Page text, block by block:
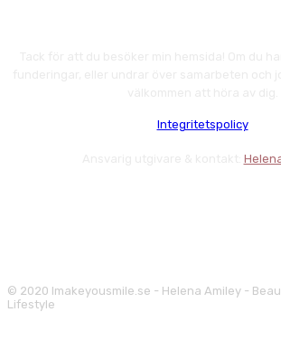
Integritetspolicy
© 2020 Imakeyousmile.se - Helena Amiley -
Lifestyle